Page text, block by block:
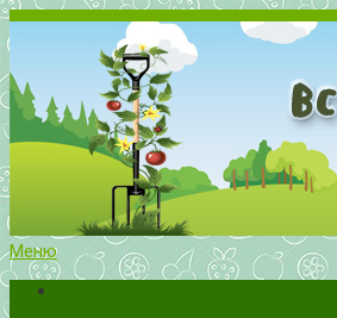
Все о томатах. Выращивание томатов.
Выращивание и уход за томатами
Меню